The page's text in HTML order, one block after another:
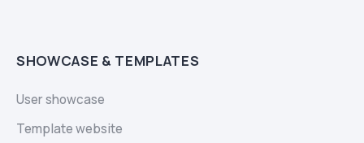
SHOWCASE & TEMPLATES
User showcase
Template website